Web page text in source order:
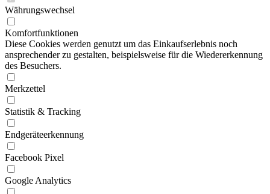
Währungswechsel
Komfortfunktionen
Diese Cookies werden genutzt um das Einkaufserlebnis noch
ansprechender zu gestalten, beispielsweise für die Wiedererkennung
des Besuchers.
Merkzettel
Statistik & Tracking
Endgeräteerkennung
Facebook Pixel
Google Analytics